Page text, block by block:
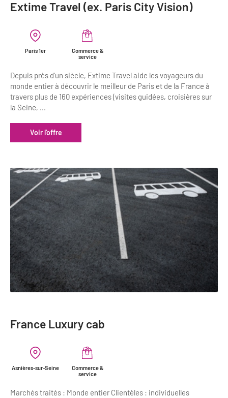
Le Label Villes et Villages Fleuris
L'organisation du label
S'investir dans le label
L'organisation des visites
Remise des Prix
Institutionnels du tourisme
Grands Evènements
Extime Travel (ex. Paris City Vision)
Paris 1er
Commerce &
service
Depuis près d'un siècle, Extime Travel aide les voyageurs du
monde entier à découvrir le meilleur de Paris et de la France à
travers plus de 160 expériences (visites guidées, croisières sur
la Seine, ...
Voir l'offre
France Luxury cab
Asnières-sur-Seine
Commerce &
service
Marchés traités : Monde entier Clientèles : individuelles